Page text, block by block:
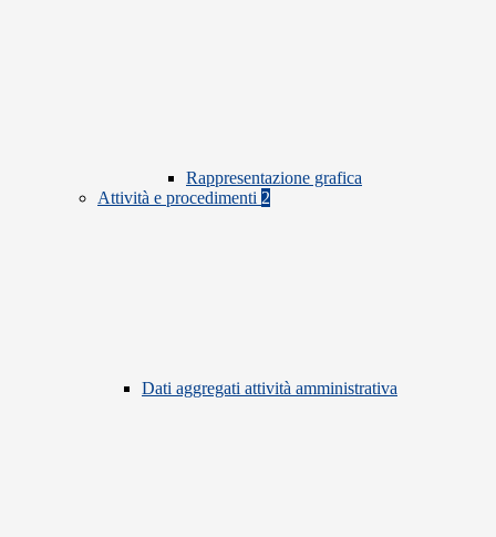
Rappresentazione grafica
Attività e procedimenti 2
Dati aggregati attività amministrativa